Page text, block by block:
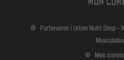
Partenaires | Urban Nutri Shop -
Mes